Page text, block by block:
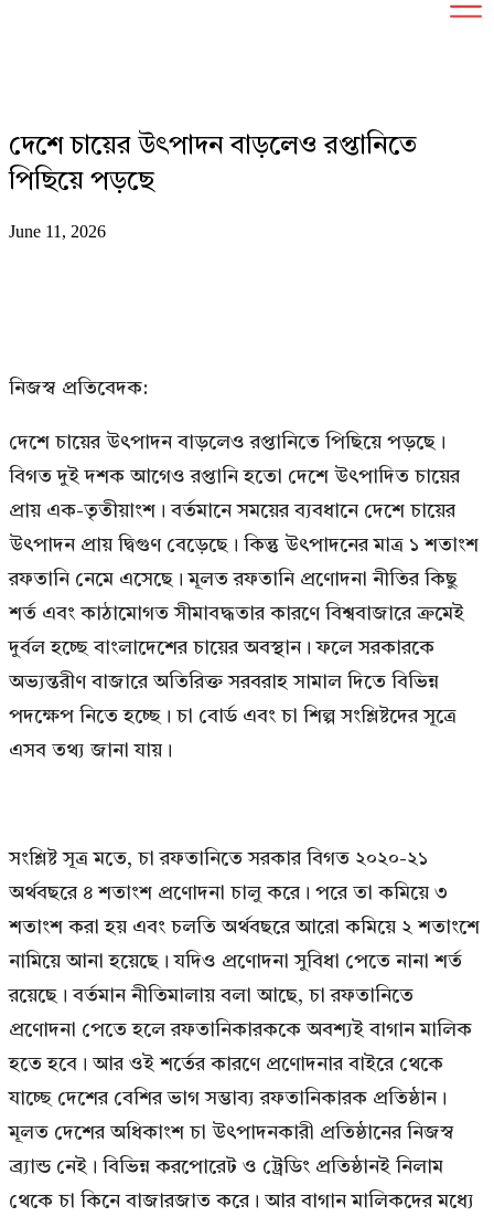
দেশে চায়ের উৎপাদন বাড়লেও রপ্তানিতে
পিছিয়ে পড়ছে
June 11, 2026
নিজস্ব প্রতিবেদক:
দেশে চায়ের উৎপাদন বাড়লেও রপ্তানিতে পিছিয়ে পড়ছে।
বিগত দুই দশক আগেও রপ্তানি হতো দেশে উৎপাদিত চায়ের
প্রায় এক-তৃতীয়াংশ। বর্তমানে সময়ের ব্যবধানে দেশে চায়ের
উৎপাদন প্রায় দ্বিগুণ বেড়েছে। কিন্তু উৎপাদনের মাত্র ১ শতাংশ
রফতানি নেমে এসেছে। মূলত রফতানি প্রণোদনা নীতির কিছু
শর্ত এবং কাঠামোগত সীমাবদ্ধতার কারণে বিশ্ববাজারে ক্রমেই
দুর্বল হচ্ছে বাংলাদেশের চায়ের অবস্থান। ফলে সরকারকে
অভ্যন্তরীণ বাজারে অতিরিক্ত সরবরাহ সামাল দিতে বিভিন্ন
পদক্ষেপ নিতে হচ্ছে। চা বোর্ড এবং চা শিল্প সংশ্লিষ্টদের সূত্রে
এসব তথ্য জানা যায়।
সংশ্লিষ্ট সূত্র মতে, চা রফতানিতে সরকার বিগত ২০২০-২১
অর্থবছরে ৪ শতাংশ প্রণোদনা চালু করে। পরে তা কমিয়ে ৩
শতাংশ করা হয় এবং চলতি অর্থবছরে আরো কমিয়ে ২ শতাংশে
নামিয়ে আনা হয়েছে। যদিও প্রণোদনা সুবিধা পেতে নানা শর্ত
রয়েছে। বর্তমান নীতিমালায় বলা আছে, চা রফতানিতে
প্রণোদনা পেতে হলে রফতানিকারককে অবশ্যই বাগান মালিক
হতে হবে। আর ওই শর্তের কারণে প্রণোদনার বাইরে থেকে
যাচ্ছে দেশের বেশির ভাগ সম্ভাব্য রফতানিকারক প্রতিষ্ঠান।
মূলত দেশের অধিকাংশ চা উৎপাদনকারী প্রতিষ্ঠানের নিজস্ব
ব্র্যান্ড নেই। বিভিন্ন করপোরেট ও ট্রেডিং প্রতিষ্ঠানই নিলাম
থেকে চা কিনে বাজারজাত করে। আর বাগান মালিকদের মধ্যে